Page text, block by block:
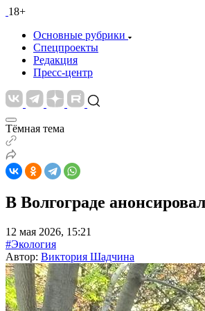
18+
Основные рубрики
Спецпроекты
Редакция
Пресс-центр
Тёмная тема
В Волгограде
12 мая 2026, 15:21
#Экология
Автор: Виктория Шадчина